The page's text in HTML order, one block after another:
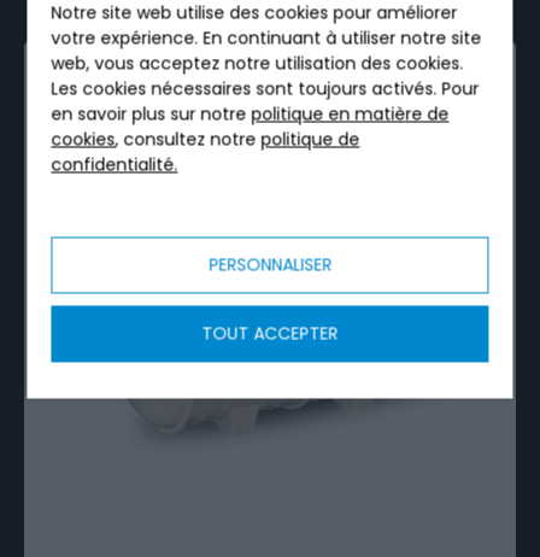
Notre site web utilise des cookies pour améliorer
votre expérience. En continuant à utiliser notre site
web, vous acceptez notre utilisation des cookies.
Les cookies nécessaires sont toujours activés. Pour
en savoir plus sur notrepolitique en matière de
cookies, consultez notrepolitique de
confidentialité.
PERSONNALISER
TOUT ACCEPTER
FILTRE COMPACT · 1 À 144 EH